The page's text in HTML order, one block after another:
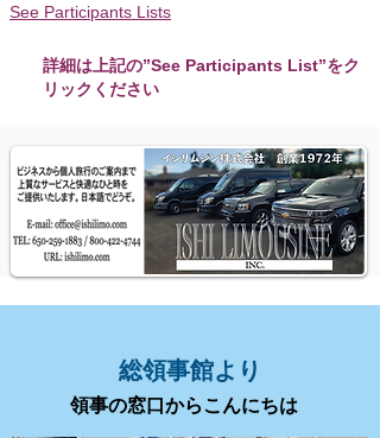
See Participants Lists
詳細は上記の”See Participants List”をク
リックください
総領事館より
領事の窓口からこんにちは